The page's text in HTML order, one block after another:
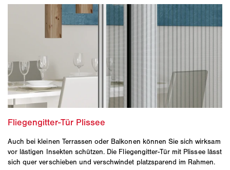
Auch bei kleinen Terrassen oder Balkonen können Sie sich wirksam
vor lästigen Insekten schützen. Die Fliegengitter-Tür mit Plissee lässt
sich quer verschieben und verschwindet platzsparend im Rahmen.